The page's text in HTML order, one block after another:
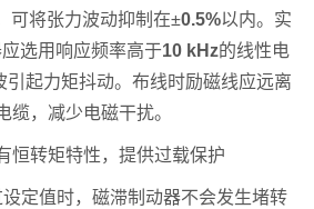
可将张力波动抑制在±0.5%以内。实
选用响应频率高于10 kHz的线性电
引起力矩抖动。布线时励磁线应远离
缆，减少电磁干扰。
恒转矩特性，提供过载保护
定值时，磁滞制动器不会发生堵转